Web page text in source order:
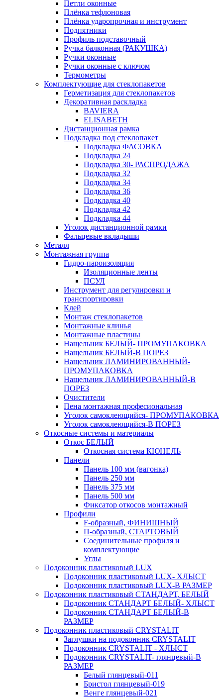
Петли оконные
Плёнка тефлоновая
Плёнка ударопрочная и инструмент
Подпятники
Профиль подставочный
Ручка балконная (РАКУШКА)
Ручки оконные
Ручки оконные с ключом
Термометры
Комплектующие для стеклопакетов
Герметизация для стеклопакетов
Декоративная раскладка
BAVIERA
ELISABETH
Дистанционная рамка
Подкладка под стеклопакет
Подкладка ФАСОВКА
Подкладка 24
Подкладка 30- РАСПРОДАЖА
Подкладка 32
Подкладка 34
Подкладка 36
Подкладка 40
Подкладка 42
Подкладка 44
Уголок дистанционной рамки
Фальцевые вкладыши
Металл
Монтажная группа
Гидро-пароизоляция
Изоляционные ленты
ПСУЛ
Инструмент для регулировки и
транспортировки
Клей
Монтаж стеклопакетов
Монтажные клинья
Монтажные пластины
Нащельник БЕЛЫЙ- ПРОМУПАКОВКА
Нащельник БЕЛЫЙ-В ПОРЕЗ
Нащельник ЛАМИНИРОВАННЫЙ-
ПРОМУПАКОВКА
Нащельник ЛАМИНИРОВАННЫЙ-В
ПОРЕЗ
Очистители
Пена монтажная професиональная
Уголок самоклеющийся- ПРОМУПАКОВКА
Уголок самоклеющийся-В ПОРЕЗ
Откосные системы и материалы
Откос БЕЛЫЙ
Откосная система КЮНЕЛЬ
Панели
Панель 100 мм (вагонка)
Панель 250 мм
Панель 375 мм
Панель 500 мм
Фиксатор откосов монтажный
Профили
F-образный, ФИНИШНЫЙ
П-образный, СТАРТОВЫЙ
Соединительные профиля и
комплектующие
Углы
Подоконник пластиковый LUX
Подоконник пластиковый LUX- ХЛЫСТ
Подоконник пластиковый LUX-В РАЗМЕР
Подоконник пластиковый СТАНДАРТ, БЕЛЫЙ
Подоконник СТАНДАРТ БЕЛЫЙ- ХЛЫСТ
Подоконник СТАНДАРТ БЕЛЫЙ-В
РАЗМЕР
Подоконник пластиковый CRYSTALIT
Заглушки на подоконник CRYSTALIT
Подоконник CRYSTALIT - ХЛЫСТ
Подоконник CRYSTALIT- глянцевый-В
РАЗМЕР
Белый глянцевый-011
Бристол глянцевый-019
Венге глянцевый-021